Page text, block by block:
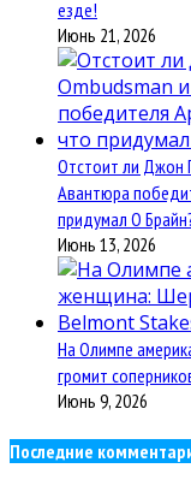
езде!
Июнь 21, 2026
Отстоит ли Джон
Авантюра
придумал О
Июнь 13, 2026
На Олимпе
громит
Июнь 9, 2026
Последние